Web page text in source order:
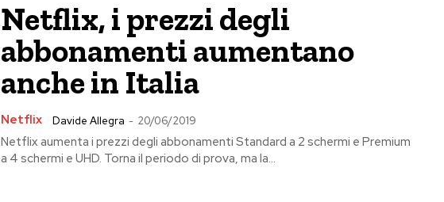
Netflix, i prezzi degli
abbonamenti aumentano
anche in Italia
Netflix Davide Allegra - 20/06/2019
Netflix aumenta i prezzi degli abbonamenti Standard a 2 schermi e Premium
a 4 schermi e UHD. Torna il periodo di prova, ma la...